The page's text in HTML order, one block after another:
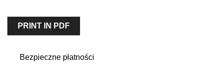
PRINT IN PDF
Bezpieczne płatności